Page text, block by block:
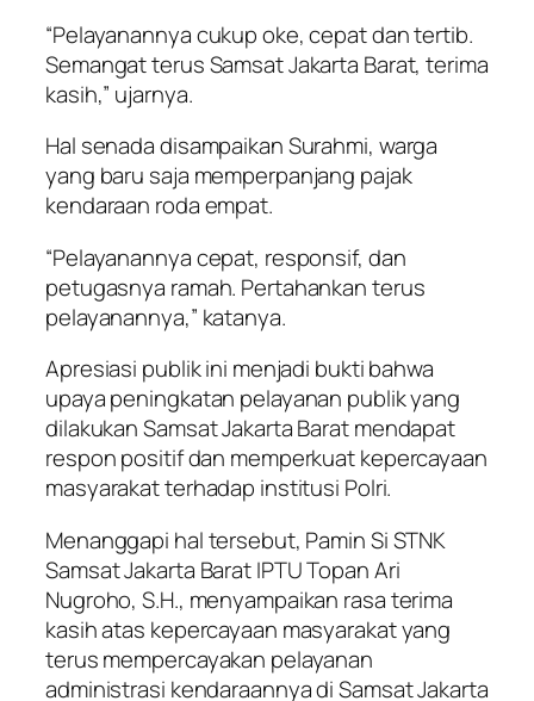
“Pelayanannya cukup oke, cepat dan tertib.
Semangat terus Samsat Jakarta Barat, terima
kasih,” ujarnya.
Hal senada disampaikan Surahmi, warga
yang baru saja memperpanjang pajak
kendaraan roda empat.
“Pelayanannya cepat, responsif, dan
petugasnya ramah. Pertahankan terus
pelayanannya,” katanya.
Apresiasi publik ini menjadi bukti bahwa
upaya peningkatan pelayanan publik yang
dilakukan Samsat Jakarta Barat mendapat
respon positif dan memperkuat kepercayaan
masyarakat terhadap institusi Polri.
Menanggapi hal tersebut, Pamin Si STNK
Samsat Jakarta Barat IPTU Topan Ari
Nugroho, S.H., menyampaikan rasa terima
kasih atas kepercayaan masyarakat yang
terus mempercayakan pelayanan
administrasi kendaraannya di Samsat Jakarta